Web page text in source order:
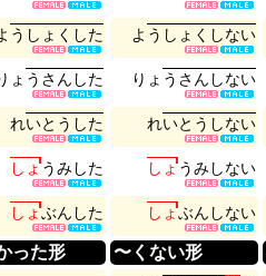
う し ょ く した よ う し ょ く しない
ょ う さ ん した り ょ う さ ん しない
れいと う した れいと う しない
し ょうみした し ょうみしない
し ょぶん した し ょぶん しない
った形 〜くない形